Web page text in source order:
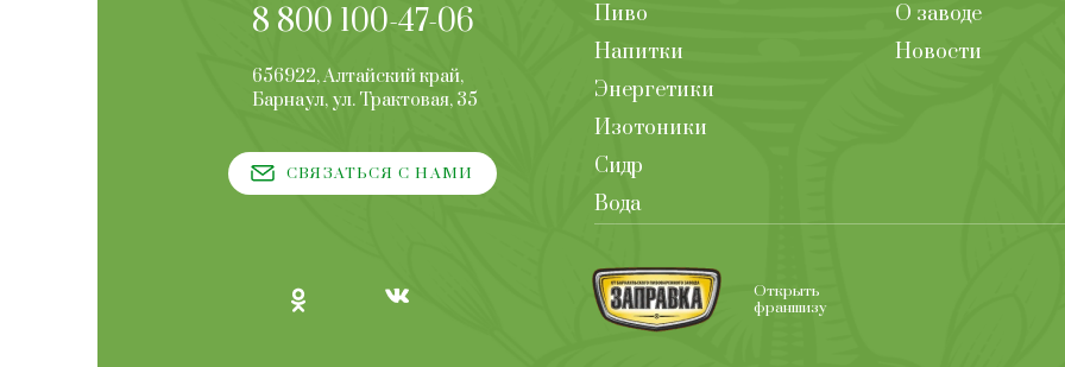
8 800 100-47-06
656922, Алтайский край,
Барнаул, ул. Трактовая, 35
СВЯЗАТЬСЯ С НАМИ
Пиво
Напитки
Энергетики
Изотоники
Сидр
Вода
О заводе
Новости
Открыть
франшизу